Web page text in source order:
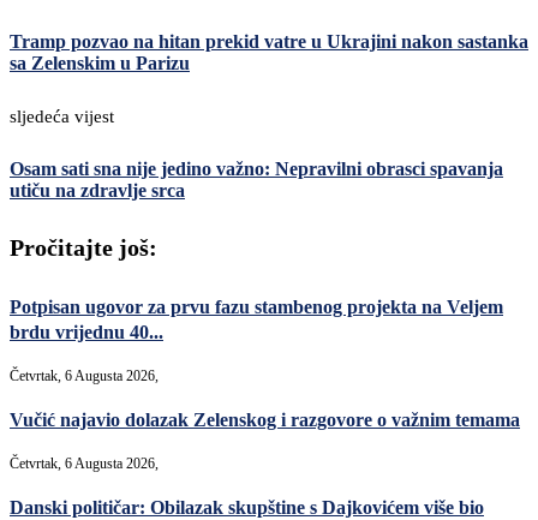
Tramp pozvao na hitan prekid vatre u Ukrajini nakon sastanka
sa Zelenskim u Parizu
sljedeća vijest
Osam sati sna nije jedino važno: Nepravilni obrasci spavanja
utiču na zdravlje srca
Pročitajte još:
Potpisan ugovor za prvu fazu stambenog projekta na Veljem
brdu vrijednu 40...
Četvrtak, 6 Augusta 2026,
Vučić najavio dolazak Zelenskog i razgovore o važnim temama
Četvrtak, 6 Augusta 2026,
Danski političar: Obilazak skupštine s Dajkovićem više bio